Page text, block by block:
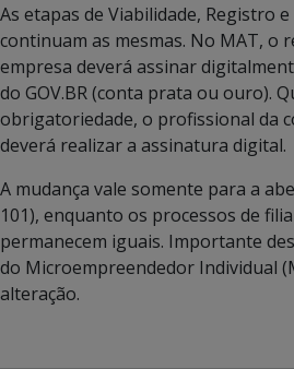
As etapas de Viabilidade, Registro
continuam as mesmas. No MAT, o
empresa deverá assinar
do GOV.BR (conta prata ou ouro).
obrigatoriedade, o profissional da
deverá realizar a assinatura digital.
A mudança vale somente para a
101), enquanto os processos de
permanecem iguais. Importante
do Microempreendedor Individual
alteração.